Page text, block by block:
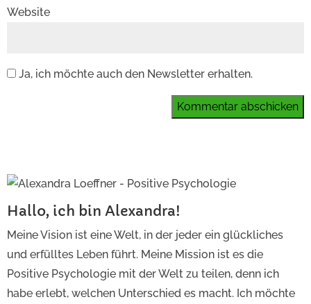
Website
Ja, ich möchte auch den Newsletter erhalten.
Kommentar abschicken
Hallo, ich bin Alexandra!
Meine Vision ist eine Welt, in der jeder ein glückliches
und erfülltes Leben führt. Meine Mission ist es die
Positive Psychologie mit der Welt zu teilen, denn ich
habe erlebt, welchen Unterschied es macht. Ich möchte